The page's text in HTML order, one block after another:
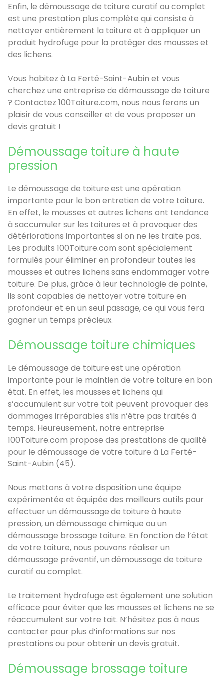
Enfin, le démoussage de toiture curatif ou complet
est une prestation plus complète qui consiste à
nettoyer entièrement la toiture et à appliquer un
produit hydrofuge pour la protéger des mousses et
des lichens.
Vous habitez à La Ferté-Saint-Aubin et vous
cherchez une entreprise de démoussage de toiture
? Contactez 100Toiture.com, nous nous ferons un
plaisir de vous conseiller et de vous proposer un
devis gratuit !
Démoussage toiture à haute
pression
Le démoussage de toiture est une opération
importante pour le bon entretien de votre toiture.
En effet, le mousses et autres lichens ont tendance
à saccumuler sur les toitures et à provoquer des
détériorations importantes si on ne les traite pas.
Les produits 100Toiture.com sont spécialement
formulés pour éliminer en profondeur toutes les
mousses et autres lichens sans endommager votre
toiture. De plus, grâce à leur technologie de pointe,
ils sont capables de nettoyer votre toiture en
profondeur et en un seul passage, ce qui vous fera
gagner un temps précieux.
Démoussage toiture chimiques
Le démoussage de toiture est une opération
importante pour le maintien de votre toiture en bon
état. En effet, les mousses et lichens qui
s’accumulent sur votre toit peuvent provoquer des
dommages irréparables s’ils n’être pas traités à
temps. Heureusement, notre entreprise
100Toiture.com propose des prestations de qualité
pour le démoussage de votre toiture à La Ferté-
Saint-Aubin (45).
Nous mettons à votre disposition une équipe
expérimentée et équipée des meilleurs outils pour
effectuer un démoussage de toiture à haute
pression, un démoussage chimique ou un
démoussage brossage toiture. En fonction de l’état
de votre toiture, nous pouvons réaliser un
démoussage préventif, un démoussage de toiture
curatif ou complet.
Le traitement hydrofuge est également une solution
efficace pour éviter que les mousses et lichens ne se
réaccumulent sur votre toit. N’hésitez pas à nous
contacter pour plus d’informations sur nos
prestations ou pour obtenir un devis gratuit.
Démoussage brossage toiture